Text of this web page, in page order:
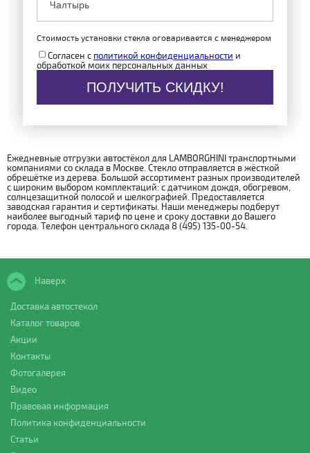
Стоимость установки стекла оговаривается с менеджером
Согласен с политикой конфиденциальности и
обработкой моих персональных данных
ПОЛУЧИТЬ СКИДКУ!
Ежедневные отгрузки автостёкол для LAMBORGHINI транспортными
компаниями со склада в Москве. Стекло отправляется в жёсткой
обрешётке из дерева. Большой ассортимент разных производителей
с широким выбором комплектаций: с датчиком дождя, обогревом,
солнцезащитной полосой и шелкографией. Предоставляется
заводская гарантия и сертификаты. Наши менеджеры подберут
наиболее выгодный тариф по цене и сроку доставки до Вашего
города. Телефон центрального склада 8 (495) 135-00-54.
Наверх
Доставка автостекол
Каталог товаров
Акции
Контакты
Фотогалерея
Видео
Правовая информация
Политика конфиденциальности
Статьи